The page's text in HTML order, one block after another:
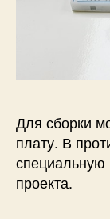
Для сборки
плату. В
специальную
проекта.